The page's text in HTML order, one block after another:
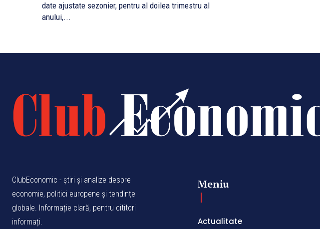
date ajustate sezonier, pentru al doilea trimestru al
anului,...
ClubEconomic - știri și analize despre
economie, politici europene și tendințe
globale. Informație clară, pentru cititori
informați.
Meniu
Actualitate